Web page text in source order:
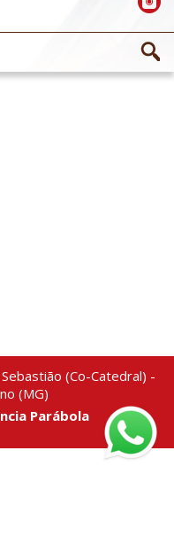
(Co-Catedral) -
(MG)
Parábola